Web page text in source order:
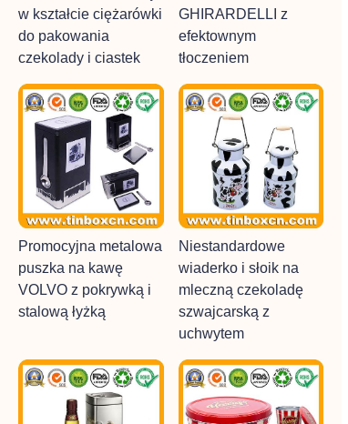
w kształcie ciężarówki
do pakowania
czekolady i ciastek
GHIRARDELLI z
efektownym
tłoczeniem
Promocyjna metalowa
puszka na kawę
VOLVO z pokrywką i
stalową łyżką
Niestandardowe
wiaderko i słoik na
mleczną czekoladę
szwajcarską z
uchwytem